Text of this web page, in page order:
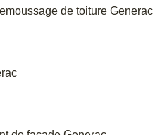
de toiture Generac